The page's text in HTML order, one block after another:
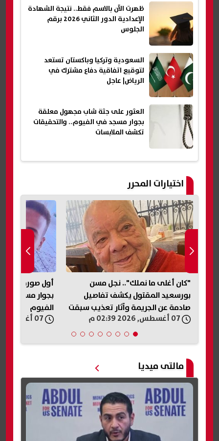
ظهرت الآن بالاسم فقط.. نتيجة الشهادة
الإعدادية الدور الثاني 2026 برقم
الجلوس
السعودية وتركيا وباكستان تستعد
لتوقيع اتفاقية دفاع مشترك في
الرياض| عاجل
العثور على جثة شاب مجهول معلقة
بجوار مسجد في الفيوم.. والتحقيقات
تكشف الملابسات
اختيارات المحرر
"كان أغلى ما نملك".. نجل مسن
بورسعيد المقتول يكشف تفاصيل
صادمة عن الجريمة وآثار تعذيب سبقت
إنهاء حياته
أول صورة لشاب
بجوار مسجد
الفيوم
مالتى ميديا